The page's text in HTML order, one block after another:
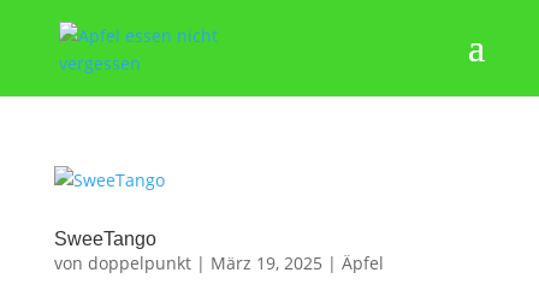
SweeTango
von doppelpunkt| März 19, 2025 | Äpfel